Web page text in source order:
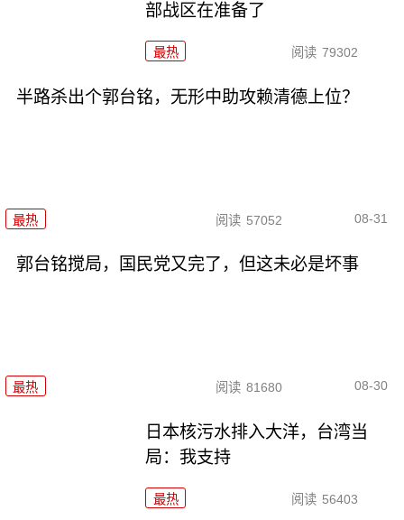
部战区在准备了
最热 阅读 79302
半路杀出个郭台铭，无形中助攻赖清德上位？
最热 阅读 57052 08-31
郭台铭搅局，国民党又完了，但这未必是坏事
最热 阅读 81680 08-30
日本核污水排入大洋，台湾当
局：我支持
最热 阅读 56403